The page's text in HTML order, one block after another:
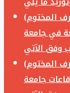
المختوم)
في جامعة
المختوم)
جامعة